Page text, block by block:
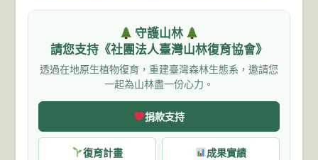
守護山林
請您支持《社團法人臺灣山林復育協會》
透過在地原生植物復育，重建臺灣森林生態系，邀請您
一起為山林盡一份心力。
捐款支持
復育計畫 成果實績